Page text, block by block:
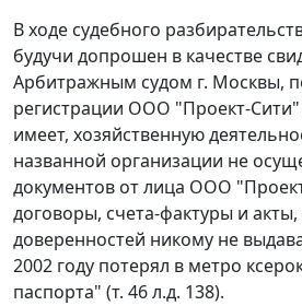
В ходе судебного
будучи допрошен в качестве
Арбитражным судом г. Москвы,
регистрации ООО "Проект-
имеет, хозяйственную
названной организации не
документов от лица ООО
договоры, счета-фактуры и
доверенностей никому не
2002 году потерял в метро
паспорта" (т. 46 л.д. 138).